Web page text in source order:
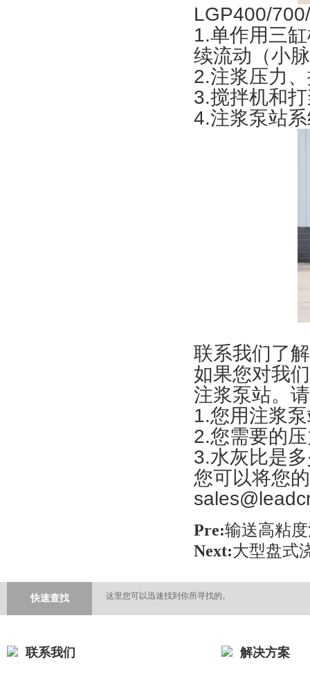
LGP400/
1.单作用三
续流动（小
2.注浆压力
3.搅拌机和
4.注浆泵站
联系我们了
如果您对我
注浆泵站。
1.您用注浆
2.您需要的
3.水灰比是
您可以将您
Pre:输送高粘
Next:大型盘式
快速查找 这里您可以迅速找到你所寻找的。
联系我们 解决方案